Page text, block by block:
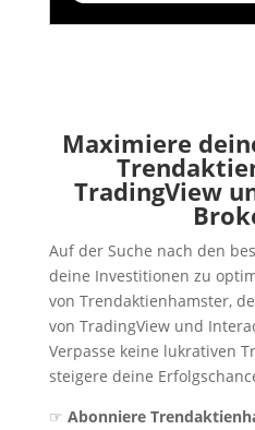
Maximiere
TradingView
Auf der Suche nach den
deine Investitionen zu
von Trendaktienhamster,
von TradingView und
Verpasse keine lukrativen
steigere deine
☞ Abonniere